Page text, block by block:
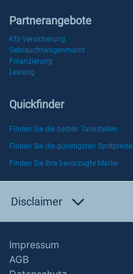
Partnerangebote
Kfz-Versicherung
Gebrauchtwagenmarkt
Finanzierung
Leasing
Quickfinder
Finden Sie die besten Tankstellen
Finden Sie die günstigsten Spritpreise
Finden Sie Ihre bevorzugte Marke
Disclaimer
Impressum
AGB